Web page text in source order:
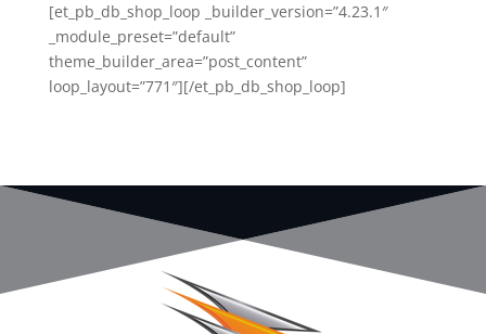
[et_pb_db_shop_loop _builder_version=”4.23.1″
_module_preset=”default”
theme_builder_area=”post_content”
loop_layout=”771″][/et_pb_db_shop_loop]